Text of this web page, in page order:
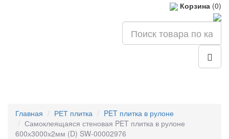
Корзина (0)
Главная РЕТ плитка
PET плитка в рулоне
Самоклеящаяся стеновая PET плитка в рулоне
600х3000х2мм (D) SW-00002976